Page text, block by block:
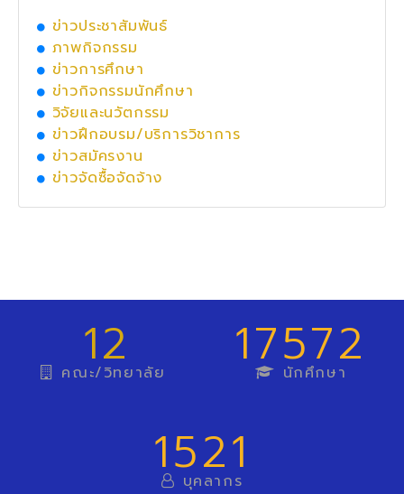
ข่าวประชาสัมพันธ์
ภาพกิจกรรม
ข่าวการศึกษา
ข่าวกิจกรรมนักศึกษา
วิจัยและนวัตกรรม
ข่าวฝึกอบรม/บริการวิชาการ
ข่าวสมัครงาน
ข่าวจัดซื้อจัดจ้าง
12
คณะ/วิทยาลัย 17572
นักศึกษา
1521
บุคลากร